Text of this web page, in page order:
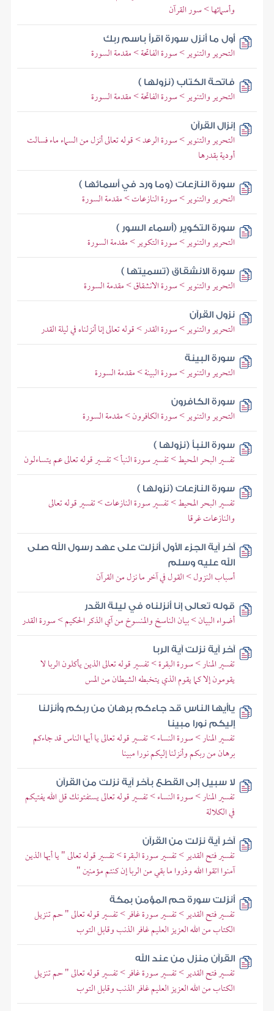
وأسمائها > سور القرآن
أول ما أنزل سورة اقرأ باسم ربك
التحرير والتنوير > سورة الفاتحة > مقدمة السورة
فاتحة الكتاب (نزولها )
التحرير والتنوير > سورة الفاتحة > مقدمة السورة
إنزال القرآن
التحرير والتنوير > سورة الرعد > قوله تعالى أنزل من السماء ماء فسالت
أودية بقدرها
سورة النازعات (وما ورد في أسمائها )
التحرير والتنوير > سورة النازعات > مقدمة السورة
سورة التكوير (أسماء السور )
التحرير والتنوير > سورة التكوير > مقدمة السورة
سورة الانشقاق (تسميتها )
التحرير والتنوير > سورة الانشقاق > مقدمة السورة
نزول القرآن
التحرير والتنوير > سورة القدر > قوله تعالى إنا أنزلناه في ليلة القدر
سورة البينة
التحرير والتنوير > سورة البينة > مقدمة السورة
سورة الكافرون
التحرير والتنوير > سورة الكافرون > مقدمة السورة
سورة النبأ (نزولها )
تفسير البحر المحيط > تفسير سورة النبأ > تفسير قوله تعالى عم يتساءلون
سورة النازعات (نزولها )
تفسير البحر المحيط > تفسير سورة النازعات > تفسير قوله تعالى
والنازعات غرقا
آخر آية الجزء الأول أنزلت على عهد رسول الله صلى
الله عليه وسلم
أسباب النزول > القول في آخر ما نزل من القرآن
قوله تعالى إنا أنزلناه في ليلة القدر
أضواء البيان > بيان الناسخ والمنسوخ من آي الذكر الحكيم > سورة القدر
آخر آية نزلت آية الربا
تفسير المنار > سورة البقرة > تفسير قوله تعالى الذين يأكلون الربا لا
يقومون إلا كما يقوم الذي يتخبطه الشيطان من المس
ياأيها الناس قد جاءكم برهان من ربكم وأنزلنا
إليكم نورا مبينا
تفسير المنار > سورة النساء > تفسير قوله تعالى يا أيها الناس قد جاءكم
برهان من ربكم وأنزلنا إليكم نورا مبينا
لا سبيل إلى القطع بآخر آية نزلت من القرآن
تفسير المنار > سورة النساء > تفسير قوله تعالى يستفتونك قل الله يفتيكم
في الكلالة
آخر آية نزلت من القرآن
تفسير فتح القدير > تفسير سورة البقرة > تفسير قوله تعالى " يا أيها الذين
آمنوا اتقوا الله وذروا ما بقي من الربا إن كنتم مؤمنين "
أنزلت سورة حم المؤمن بمكة
تفسير فتح القدير > تفسير سورة غافر > تفسير قوله تعالى " حم تنزيل
الكتاب من الله العزيز العليم غافر الذنب وقابل التوب
القرآن منزل من عند الله
تفسير فتح القدير > تفسير سورة غافر > تفسير قوله تعالى " حم تنزيل
الكتاب من الله العزيز العليم غافر الذنب وقابل التوب